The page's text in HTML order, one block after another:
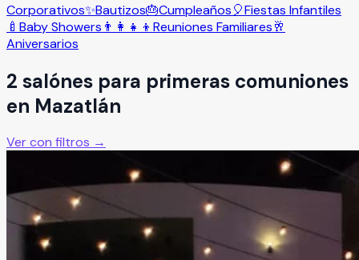
Corporativos✨Bautizos🎂Cumpleaños🎈Fiestas Infantiles
🍼 Baby Showers 👨‍👩‍👧‍👦 Reuniones Familiares🥂
Aniversarios
2 salónes para primeras comuniones
en Mazatlán
Ver con filtros →